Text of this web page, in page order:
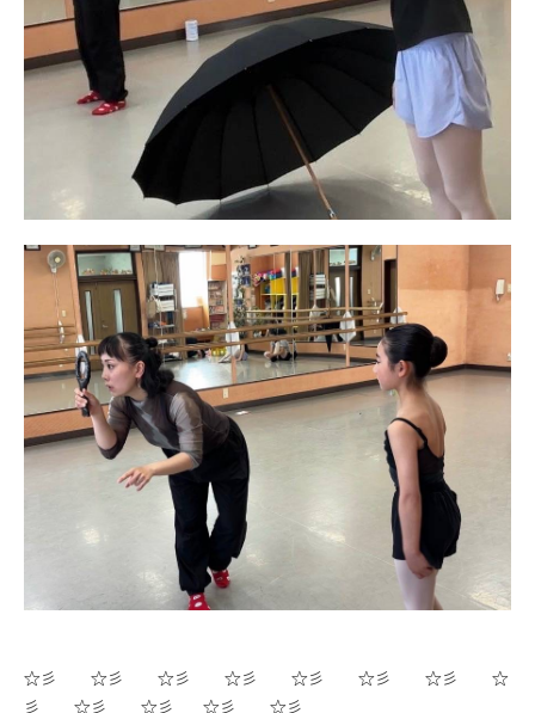
☆彡 ☆彡 ☆彡 ☆彡 ☆彡 ☆彡 ☆彡 ☆
彡 ☆彡 ☆彡 ☆彡 ☆彡